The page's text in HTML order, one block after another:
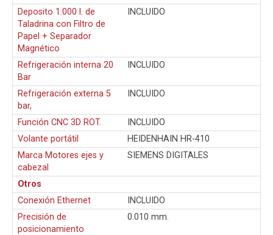
Deposito 1.000 l. de
Taladrina con Filtro de
Papel + Separador
Magnético
INCLUIDO
Refrigeración interna 20
Bar
INCLUIDO
Refrigeración externa 5
bar,
INCLUIDO
Función CNC 3D ROT.
INCLUIDO
Volante portátil
HEIDENHAIN HR-410
Marca Motores ejes y
cabezal
SIEMENS DIGITALES
Otros
Conexión Ethernet
INCLUIDO
Precisión de
posicionamiento
0.010 mm.